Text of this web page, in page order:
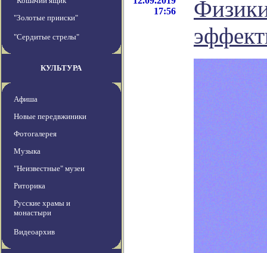
"Золотые прииски"
"Сердитые стрелы"
КУЛЬТУРА
Афиша
Новые передвжиники
Фотогалерея
Музыка
"Неизвестные" музеи
Риторика
Русские храмы и
монастыри
Видеоархив
17:56